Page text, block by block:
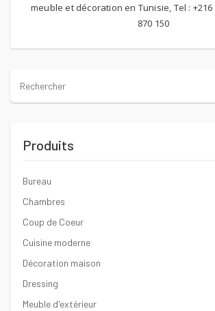
meuble et décoration en Tunisie, Tel : +216
870 150
Produits
Bureau
Chambres
Coup de Coeur
Cuisine moderne
Décoration maison
Dressing
Meuble d'extérieur